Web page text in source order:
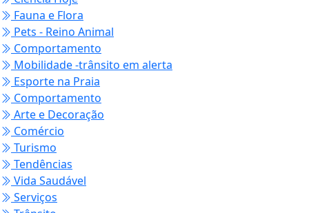
Fauna e Flora
Pets - Reino Animal
Comportamento
Mobilidade -trânsito em alerta
Esporte na Praia
Comportamento
Arte e Decoração
Comércio
Turismo
Tendências
Vida Saudável
Serviços